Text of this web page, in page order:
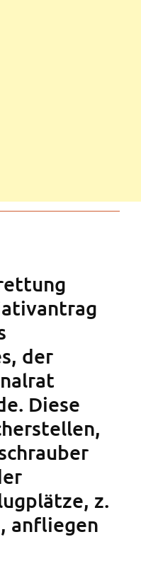
der
Diese
z.
anfliegen